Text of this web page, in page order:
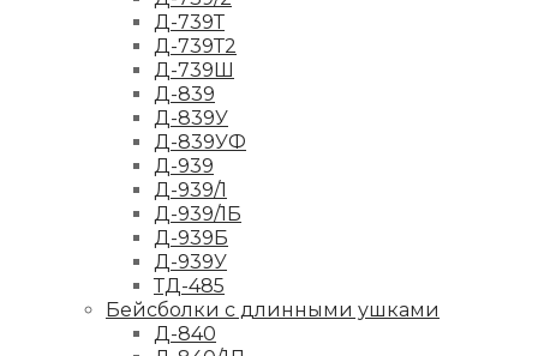
Д-739Т
Д-739Т2
Д-739Ш
Д-839
Д-839У
Д-839УФ
Д-939
Д-939/1
Д-939/1Б
Д-939Б
Д-939У
ТД-485
Бейсболки с длинными ушками
Д-840